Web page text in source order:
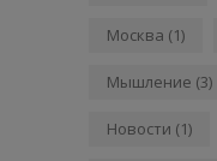
Москва (1)
Мышление (3)
Новости (1)